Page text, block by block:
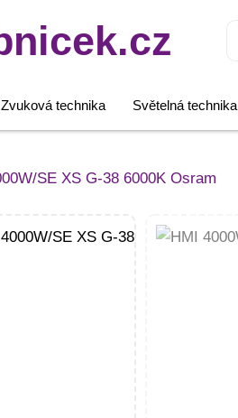
Zvuková technika Světelná technika